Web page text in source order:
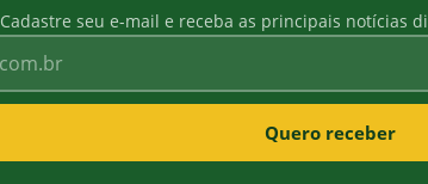
Cadastre seu e-mail e receba as principais notícias
Quero receber